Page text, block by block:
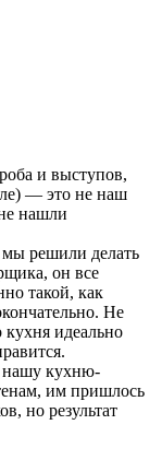
и выступов,
— это не наш
нашли
решили делать
он все
такой, как
Не
идеально
нашу кухню-
им пришлось
но результат